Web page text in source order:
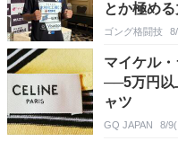
とか極め
「しのいで
ゴング格闘技
マイケル
──5万円以
ャツ
GQ JAPAN 8/